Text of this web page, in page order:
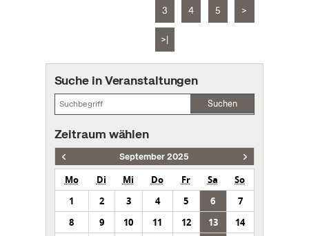
3 4 5 >
>|
Suche in Veranstaltungen
Suchen
Zeitraum wählen
September 2025
Mo Di Mi Do Fr Sa
So
1
2 3 4 5 6
7
8
9 10 11 12 13
14